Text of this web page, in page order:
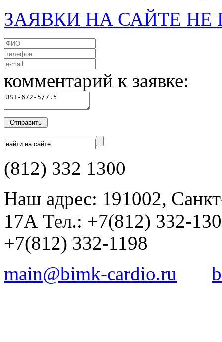
ЗАЯВКИ НА САЙТЕ
комментарий к заявке:
(812) 332 1300
Наш адрес: 191002,
17А Тел.: +7(812) 332-
+7(812) 332-1198
main@bimk-cardio.ru